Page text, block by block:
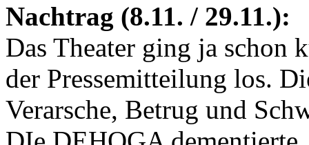
Nachtrag (8.11. / 29.11.):
Das Theater ging ja schon
der Pressemitteilung los.
Verarsche, Betrug und